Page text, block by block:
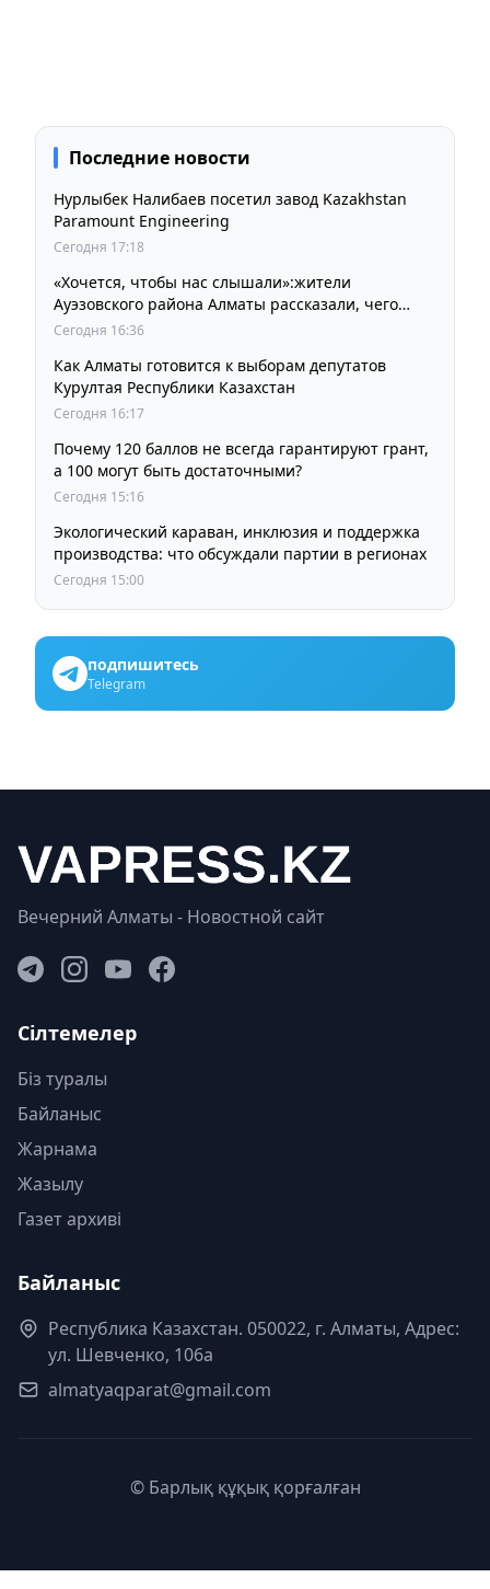
Последние новости
Нурлыбек Налибаев посетил завод Kazakhstan
Paramount Engineering
Сегодня 17:18
«Хочется, чтобы нас слышали»:жители
Ауэзовского района Алматы рассказали, чего
ждут от выборов депутатов Курултая
Сегодня 16:36
Как Алматы готовится к выборам депутатов
Курултая Республики Казахстан
Сегодня 16:17
Почему 120 баллов не всегда гарантируют грант,
а 100 могут быть достаточными?
Сегодня 15:16
Экологический караван, инклюзия и поддержка
производства: что обсуждали партии в регионах
Сегодня 15:00
подпишитесь
Telegram
Вечерний Алматы - Новостной сайт
Сілтемелер
Біз туралы
Байланыс
Жарнама
Жазылу
Газет архиві
Байланыс
Республика Казахстан. 050022, г. Алматы, Адрес:
ул. Шевченко, 106а
almatyaqparat@gmail.com
© Барлық құқық қорғалған